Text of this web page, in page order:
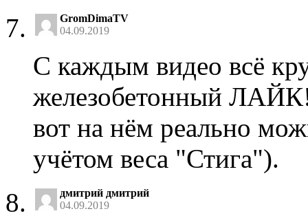
GromDimaTV
04.09.2019
С каждым видео всё
железобетонный
вот на нём реально
учётом веса "Стига").
дмитрий дмитрий
04.09.2019